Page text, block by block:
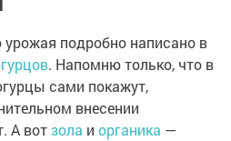
подробно написано в
. Напомню только, что в
сами покажут,
внесении
А вотзола и органика —